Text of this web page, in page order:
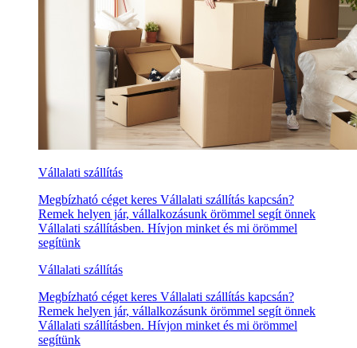
Vállalati szállítás
Megbízható céget keres Vállalati szállítás kapcsán?
Remek helyen jár, vállalkozásunk örömmel segít önnek
Vállalati szállításben. Hívjon minket és mi örömmel
segítünk
Vállalati szállítás
Megbízható céget keres Vállalati szállítás kapcsán?
Remek helyen jár, vállalkozásunk örömmel segít önnek
Vállalati szállításben. Hívjon minket és mi örömmel
segítünk